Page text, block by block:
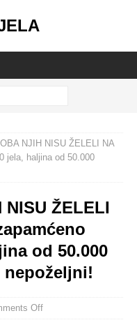
NJIH NISU ŽELELI NA
jela, haljina od 50.000
NISU ŽELELI
od 50.000
nepoželjni!
Off